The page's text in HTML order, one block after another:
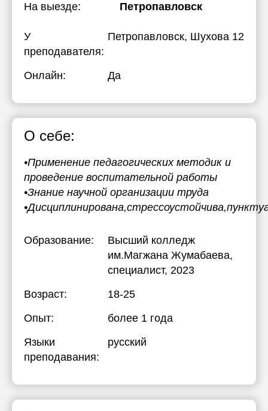
На выезде: Петропавловск
У
преподавателя:
Петропавловск, Шухова 12
Онлайн: Да
О себе:
•Применение педагогических методик и
проведение воспитательной работы
•Знание научной организации труда
Образование:
Высший колледж
им.Магжана Жумабаева,
специалист, 2023
Возраст:
18-25
Опыт:
более 1 года
Языки
преподавания:
русский